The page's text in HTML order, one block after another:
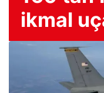
ikmal